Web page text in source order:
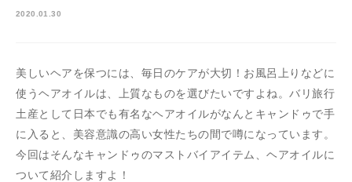
2020.01.30
美しいヘアを保つには、毎日のケアが大切！お風呂上りなどに
使うヘアオイルは、上質なものを選びたいですよね。バリ旅行
土産として日本でも有名なヘアオイルがなんとキャンドゥで手
に入ると、美容意識の高い女性たちの間で噂になっています。
今回はそんなキャンドゥのマストバイアイテム、ヘアオイルに
ついて紹介しますよ！